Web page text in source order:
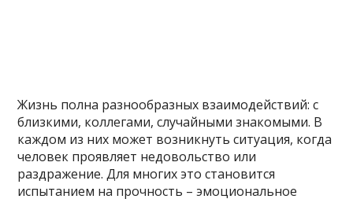
Жизнь полна разнообразных взаимодействий: с
близкими, коллегами, случайными знакомыми. В
каждом из них может возникнуть ситуация, когда
человек проявляет недовольство или
раздражение. Для многих это становится
испытанием на прочность – эмоциональное